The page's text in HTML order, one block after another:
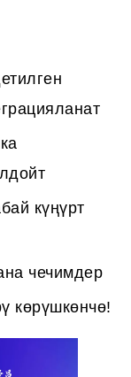
күңүрт
чечимдер
көрүшкөнчө!